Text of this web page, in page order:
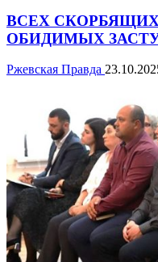
ВСЕХ
ОБИДИМЫХ
Ржевская Правда